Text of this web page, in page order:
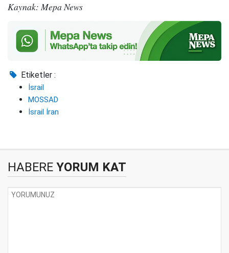
Kaynak: Mepa News
Etiketler :
İsrail
MOSSAD
İsrail İran
HABERE YORUM KAT